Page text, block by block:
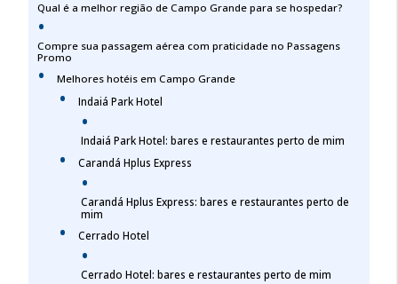
Qual é a melhor região de Campo Grande para se hospedar?
Compre sua passagem aérea com praticidade no Passagens
Promo
Melhores hotéis em Campo Grande
Indaiá Park Hotel
Indaiá Park Hotel: bares e restaurantes perto de mim
Carandá Hplus Express
Carandá Hplus Express: bares e restaurantes perto de
mim
Cerrado Hotel
Cerrado Hotel: bares e restaurantes perto de mim